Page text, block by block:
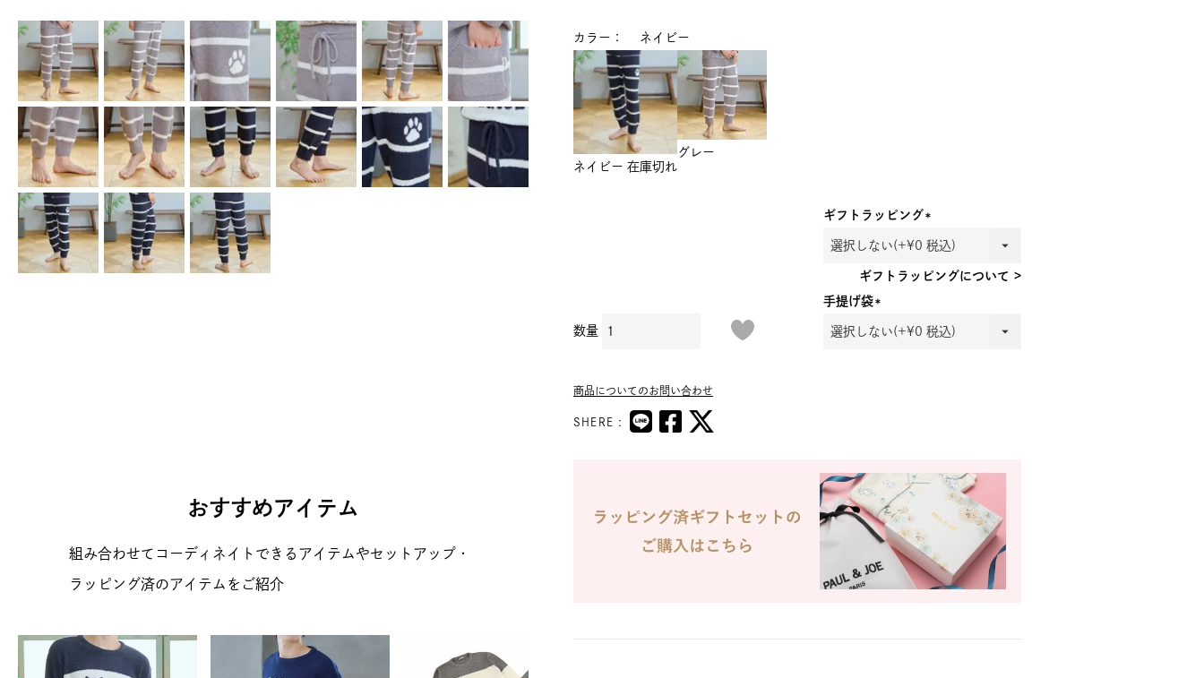
カラー ネイビー
ネイビー 在庫切れ
グレー
ギフトラッピング
(必
ギフトラッピングについて >
手提げ袋
(必
商品についてのお問い合わせ
SHERE :
おすすめアイテム
組み合わせてコーディネイトできるアイテムやセットアップ・
ラッピング済のアイテムをご紹介